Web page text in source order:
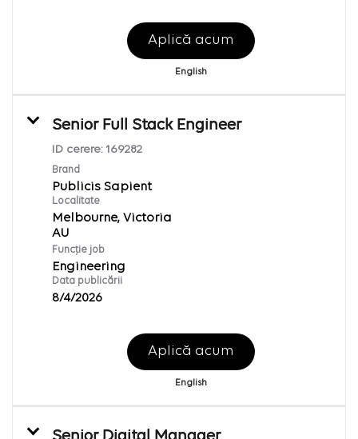
Aplică acum
English
Senior Full Stack Engineer
ID cerere: 169282
Brand
Publicis Sapient
Localitate
Melbourne, Victoria
Funcție job
Engineering
Data publicării
8/4/2026
Aplică acum
English